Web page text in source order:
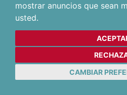
mostrar anuncios que sean
usted.
CAMBIAR